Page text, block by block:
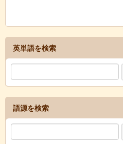
英単語を検索
語源を検索